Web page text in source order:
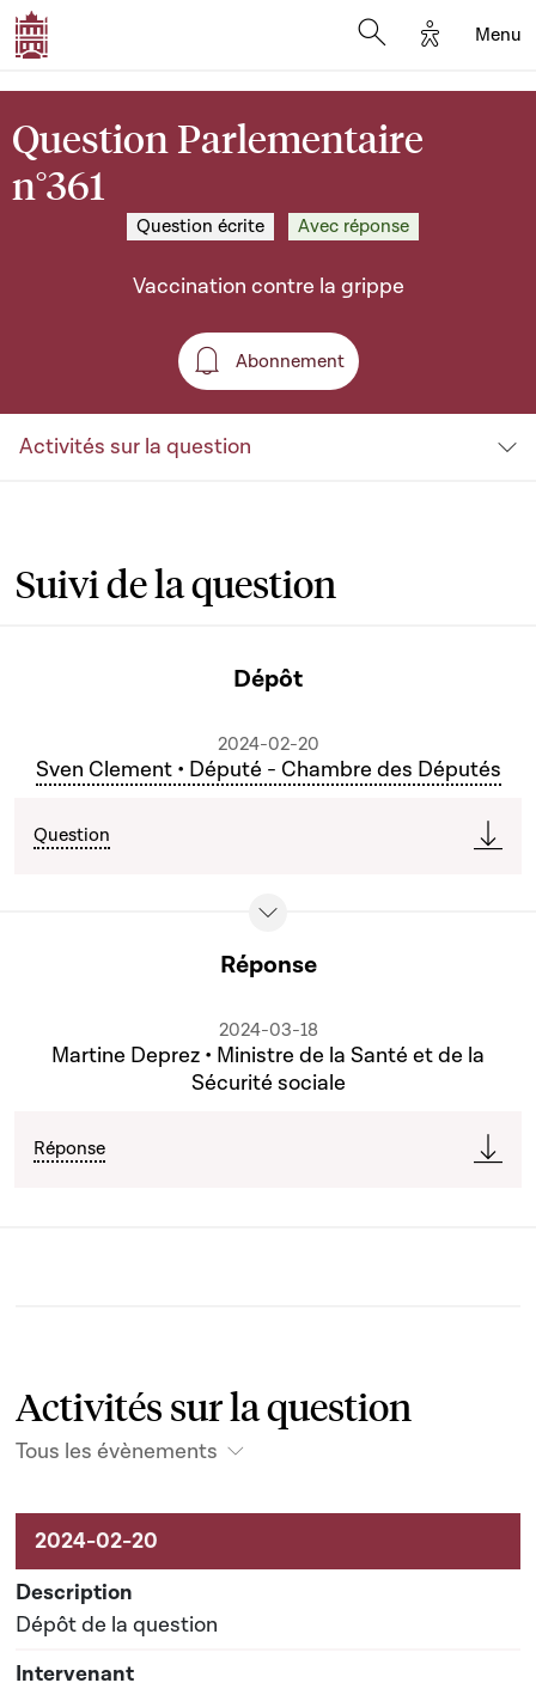
Options
Menu
Question Parlementaire
n°361
Question écrite Avec réponse
Vaccination contre la grippe
Abonnement
Abonnement
Activités sur la question
Suivi de la question
Dépôt
2024-02-20
Sven Clement • Député - Chambre des Députés
Question
Réponse
2024-03-18
Martine Deprez • Ministre de la Santé et de la
Sécurité sociale
Réponse
Activités sur la question
Tous les évènements
Activités liées au dossier
Dépôt de la question